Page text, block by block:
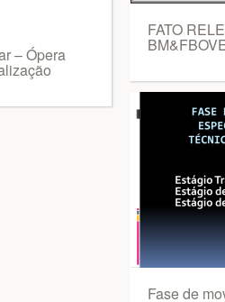
– Ópera
FATO
Fase de